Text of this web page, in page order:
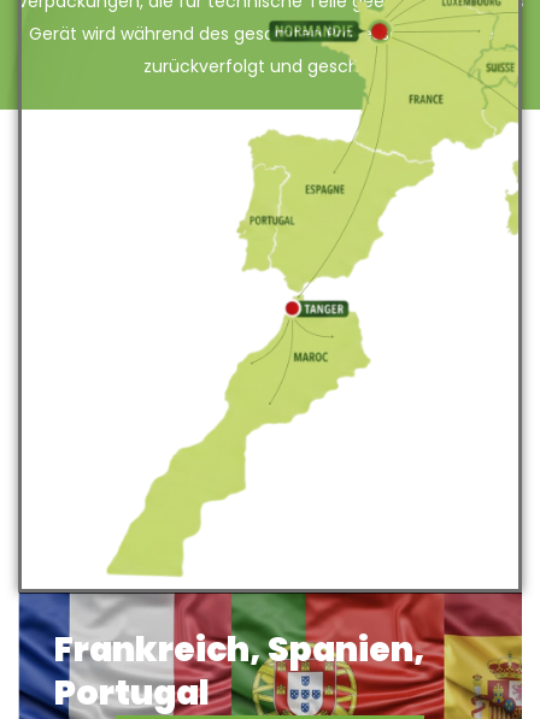
Gerät wird während des gesamten Prozesses identifiziert,
zurückverfolgt und geschützt.
Frankreich, Spanien,
Portugal